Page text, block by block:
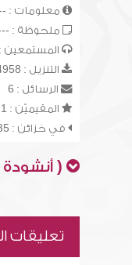
معلومات :
ملحوظة :
المستمعين : 85481
التنزيل : 4958
الرسائل : 6
المقيميّن : 1
في خزائن : 35
(
تعليقات